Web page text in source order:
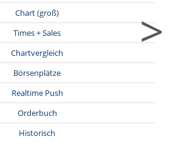
Chart (groß)
Times + Sales
Chartvergleich
Börsenplätze
Realtime Push
Orderbuch
Historisch
>